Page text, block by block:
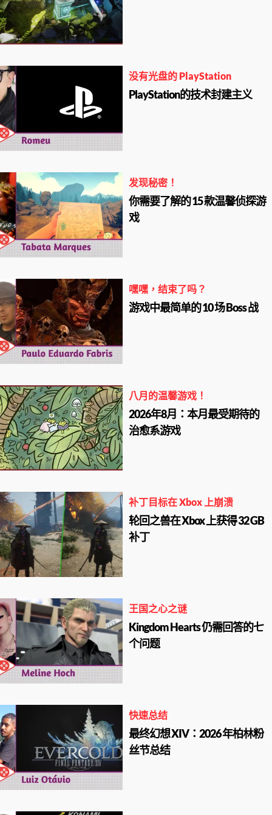
没有光盘的 PlayStation
PlayStation的技术封建主义
发现秘密！
你需要了解的 15 款温馨侦探游
戏
嘿嘿，结束了吗？
游戏中最简单的 10 场 Boss 战
八月的温馨游戏！
2026年8月：本月最受期待的
治愈系游戏
补丁目标在 Xbox 上崩溃
轮回之兽在 Xbox 上获得 32 GB
补丁
王国之心之谜
Kingdom Hearts 仍需回答的七
个问题
快速总结
最终幻想 XIV：2026 年柏林粉
丝节总结